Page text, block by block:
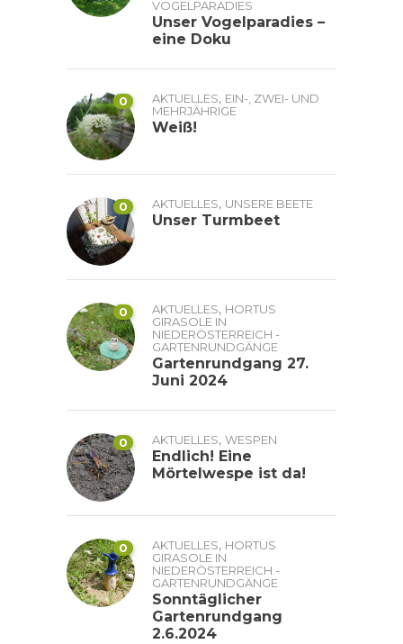
VOGELPARADIES
Unser Vogelparadies –
eine Doku
0 AKTUELLES, EIN-, ZWEI- UND
MEHRJÄHRIGE
Weiß!
0 AKTUELLES, UNSERE BEETE
Unser Turmbeet
0 AKTUELLES, HORTUS
GIRASOLE IN
NIEDERÖSTERREICH -
GARTENRUNDGÄNGE
Gartenrundgang 27.
Juni 2024
0 AKTUELLES, WESPEN
Endlich! Eine
Mörtelwespe ist da!
0 AKTUELLES, HORTUS
GIRASOLE IN
NIEDERÖSTERREICH -
GARTENRUNDGÄNGE
Sonntäglicher
Gartenrundgang
2.6.2024